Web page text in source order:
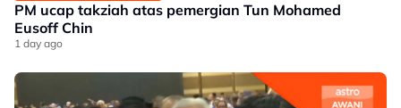
PM ucap takziah atas pemergian Tun Mohamed
Eusoff Chin
1 day ago